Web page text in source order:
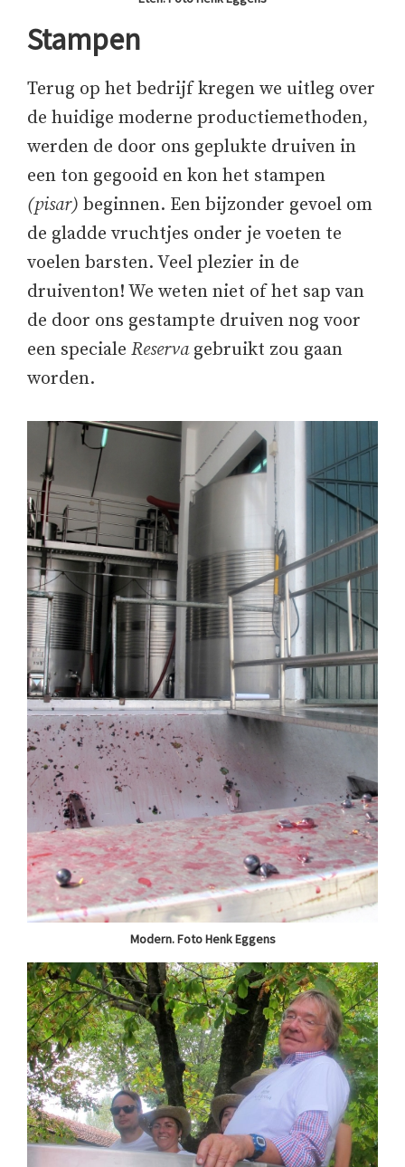
Stampen
Terug op het bedrijf kregen we uitleg over
de huidige moderne productiemethoden,
werden de door ons geplukte druiven in
een ton gegooid en kon het stampen
(pisar) beginnen. Een bijzonder gevoel om
de gladde vruchtjes onder je voeten te
voelen barsten. Veel plezier in de
druiventon! We weten niet of het sap van
de door ons gestampte druiven nog voor
een speciale Reservagebruikt zou gaan
worden.
Modern. Foto Henk Eggens